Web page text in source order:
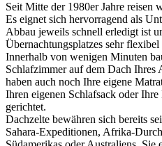
Seit Mitte der 1980er Jahre reisen
Es eignet sich hervorragend als
Abbau jeweils schnell erledigt ist
Übernachtungsplatzes sehr flexibel
Innerhalb von wenigen Minuten
Schlafzimmer auf dem Dach Ihres
haben auch noch Ihre eigene
Ihren eigenen Schlafsack oder
gerichtet.
Dachzelte bewähren sich bereits
Sahara-Expeditionen, Afrika-